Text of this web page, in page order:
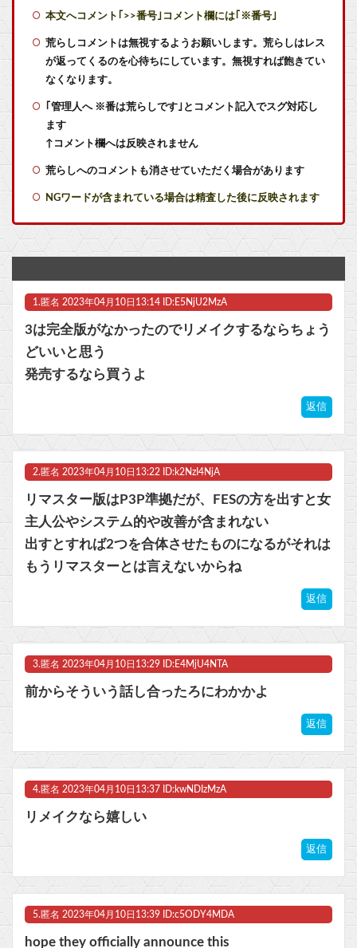
【艦これ】煙幕してんのに大暴れしすぎちゃうか？
【艦これ】ヴァトールはなんて呼べばいいんだろうね
【艦これ】デイス 他
『ソニックレーシング クロスワールド』8/7本日より「レジェンドコンペ ラウンド7」が開催！参加者には「ソニックサマーステッカー」プレゼント
【アズールレーン】グッスマ上海「大鳳：プライベート・クォーターズVer.」フィギュア【原型公開】他
【ウマ娘】バッドイベントの中でもサボり癖だけは許さん
マスク 十兆円を失う‥投資家「アメリカ党？バカかコイツw」
ビットコイン再び1600万円へ。ドル円は147円に
Powered by livedoor 相互RSS
本文へコメント｢>>番号｣コメント欄には｢※番号｣
荒らしコメントは無視するようお願いします。荒らしはレス
が返ってくるのを心待ちにしています。無視すれば飽きてい
なくなります。
｢管理人へ ※番は荒らしです｣とコメント記入でスグ対応し
ます
↑コメント欄へは反映されません
荒らしへのコメントも消させていただく場合があります
NGワードが含まれている場合は精査した後に反映されます
1. 匿名 2023年04月10日13:14 ID:E5NjU2MzA
3は完全版がなかったのでリメイクするならちょう
どいいと思う
発売するなら買うよ
返信
2. 匿名 2023年04月10日13:22 ID:k2NzI4NjA
リマスター版はP3P準拠だが、FESの方を出すと女
主人公やシステム的や改善が含まれない
出すとすれば2つを合体させたものになるがそれは
もうリマスターとは言えないからね
返信
3. 匿名 2023年04月10日13:29 ID:E4MjU4NTA
前からそういう話し合ったろにわかかよ
返信
4. 匿名 2023年04月10日13:37 ID:kwNDIzMzA
リメイクなら嬉しい
返信
5. 匿名 2023年04月10日13:39 ID:c5ODY4MDA
hope they officially announce this